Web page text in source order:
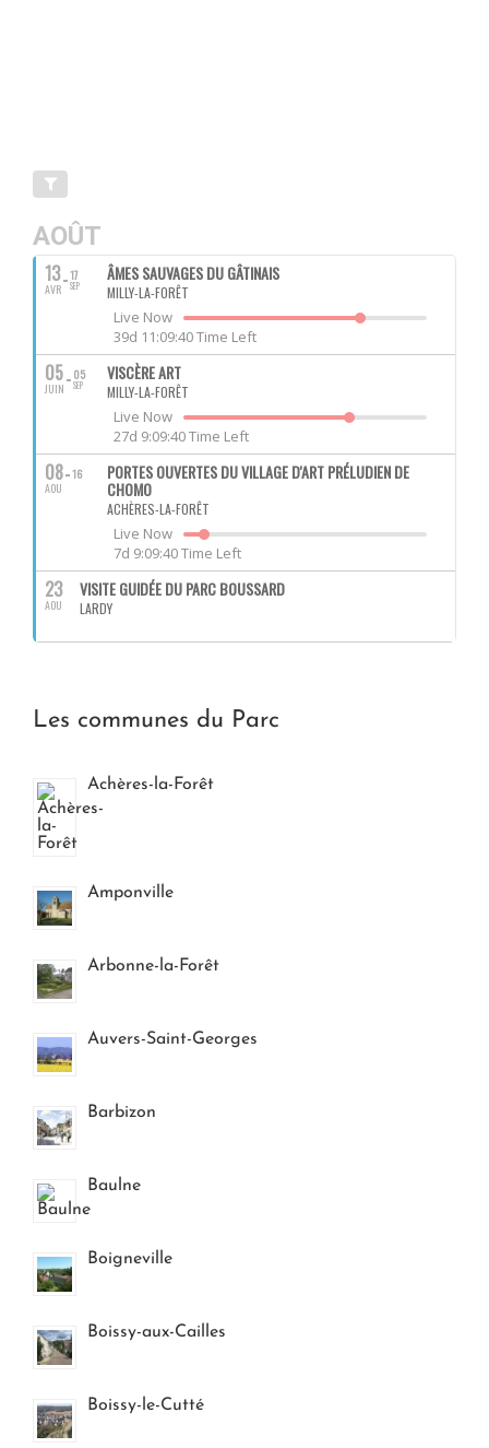
AOÛT
13
AVR
17
SEP
ÂMES SAUVAGES DU GÂTINAIS
MILLY-LA-FORÊT
Live Now
39d 11:09:39 Time Left
05
JUIN
05
SEP
VISCÈRE ART
MILLY-LA-FORÊT
Live Now
27d 9:09:39 Time Left
08
AOU
16 PORTES OUVERTES DU VILLAGE D'ART PRÉLUDIEN DE
CHOMO
ACHÈRES-LA-FORÊT
Live Now
7d 9:09:39 Time Left
23
AOU
VISITE GUIDÉE DU PARC BOUSSARD
LARDY
Les communes du Parc
Achères-la-Forêt
Amponville
Arbonne-la-Forêt
Auvers-Saint-Georges
Barbizon
Baulne
Boigneville
Boissy-aux-Cailles
Boissy-le-Cutté